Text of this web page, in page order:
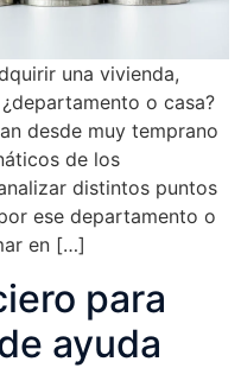
una vivienda,
o casa?
desde muy temprano
de los
distintos puntos
ese departamento o
en […]
para
ayuda